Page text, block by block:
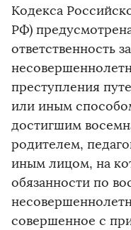
Кодекса
РФ)
ответственность
преступления
или иным
достигшим
родителем,
иным лицом, на
обязанности по
совершенное с